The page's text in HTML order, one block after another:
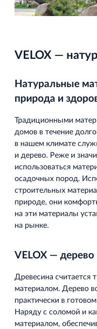
Аренда недвижимости
Строительная
ЛЕННИИПРОЕКТ
Проектный институт
строительству
Торговый
Современный
Кингисепп
VELOX —
Натуральные
природа и
Традиционными
домов в течение
в нашем климате
и дерево. Реже и
использоваться
осадочных пород.
строительных
природе, они
на эти материалы
на рынке.
VELOX — дерево
Древесина считается
материалом. Дерево
практически в
Наряду с соломой и
материалом,